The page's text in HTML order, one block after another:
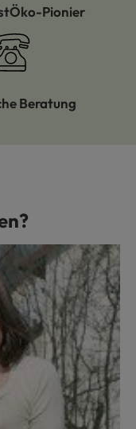
Öko-Pionier
Beratung